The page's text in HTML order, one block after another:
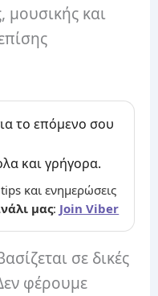
μουσικής και
το επόμενο σου
και γρήγορα.
και ενημερώσεις
μας: Join Viber
σε δικές
φέρουμε